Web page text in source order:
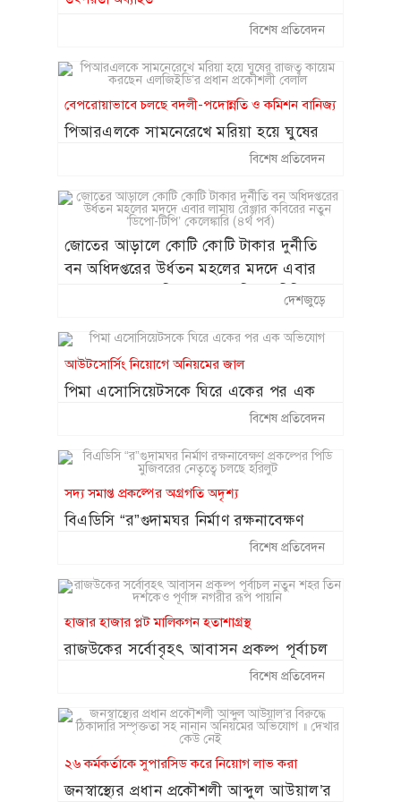
হারমোনিয়াম, রাকিবের স্বপ্নপূরণ
গৃহায়ন ও গণপূর্ত মন্ত্রণালয়ের নতুন সচিব
ওবায়দুর রহমান
​ভুয়া মামলার ফাঁদ: টার্গেট দেড় কোটি, না
১৫ কার্ডিয়াক অ্যারেস্টে প্রাণ বাঁচাতে সিপিআর
প্রশিক্ষণের ওপর গুরুত্ব
পতিত স্বৈরাচারী লীগ পন্থী ছাত্র লীগের ক্যাডার
চলছে ঘুষের রাজত্ব
বিশেষ প্রতিবেদন
বেপরোয়াভাবে চলছে বদলী-পদোন্নতি ও কমিশন বানিজ্য
পিআরএলকে সামনেরেখে মরিয়া হয়ে ঘুষের
রাজত্ব কায়েম করছেন এলজিইডি’র প্রধান
বিশেষ প্রতিবেদন
জোতের আড়ালে কোটি কোটি টাকার দুর্নীতি
বন অধিদপ্তরের উর্ধতন মহলের মদদে এবার
লামায় রেঞ্জার কবিরের নতুন ‘ডিপো-টিপি’
দেশজুড়ে
আউটসোর্সিং নিয়োগে অনিয়মের জাল
পিমা এসোসিয়েটসকে ঘিরে একের পর এক
বিশেষ প্রতিবেদন
সদ্য সমাপ্ত প্রকল্পের অগ্রগতি অদৃশ্য
বিএডিসি “র”গুদামঘর নির্মাণ রক্ষনাবেক্ষণ
প্রকল্পের পিডি মুজিবরের নেতৃত্বে চলছে হরিলুট
বিশেষ প্রতিবেদন
হাজার হাজার প্লট মালিকগন হতাশাগ্রস্থ
রাজউকের সর্বোবৃহৎ আবাসন প্রকল্প পূর্বাচল
নতুন শহর তিন দশকেও পূর্ণাঙ্গ নগরীর রূপ
বিশেষ প্রতিবেদন
২৬ কর্মকর্তাকে সুপারসিড করে নিয়োগ লাভ করা
জনস্বাস্থ্যের প্রধান প্রকৌশলী আব্দুল আউয়াল’র